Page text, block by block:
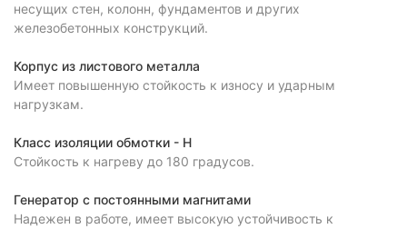
несущих стен, колонн, фундаментов и других
железобетонных конструкций.
Корпус из листового металла
Имеет повышенную стойкость к износу и ударным
нагрузкам.
Класс изоляции обмотки - Н
Стойкость к нагреву до 180 градусов.
Генератор с постоянными магнитами
Надежен в работе, имеет высокую устойчивость к